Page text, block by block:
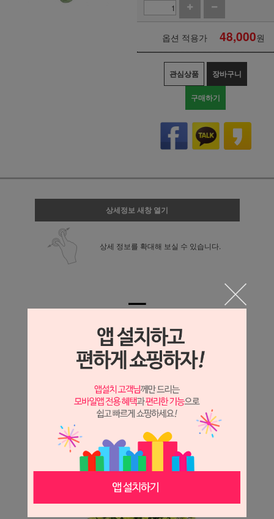
옵션 적용가 48,000원
관심상품 장바구니
구매하기
상세정보 새창 열기
상세 정보를 확대해 보실 수 있습니다.